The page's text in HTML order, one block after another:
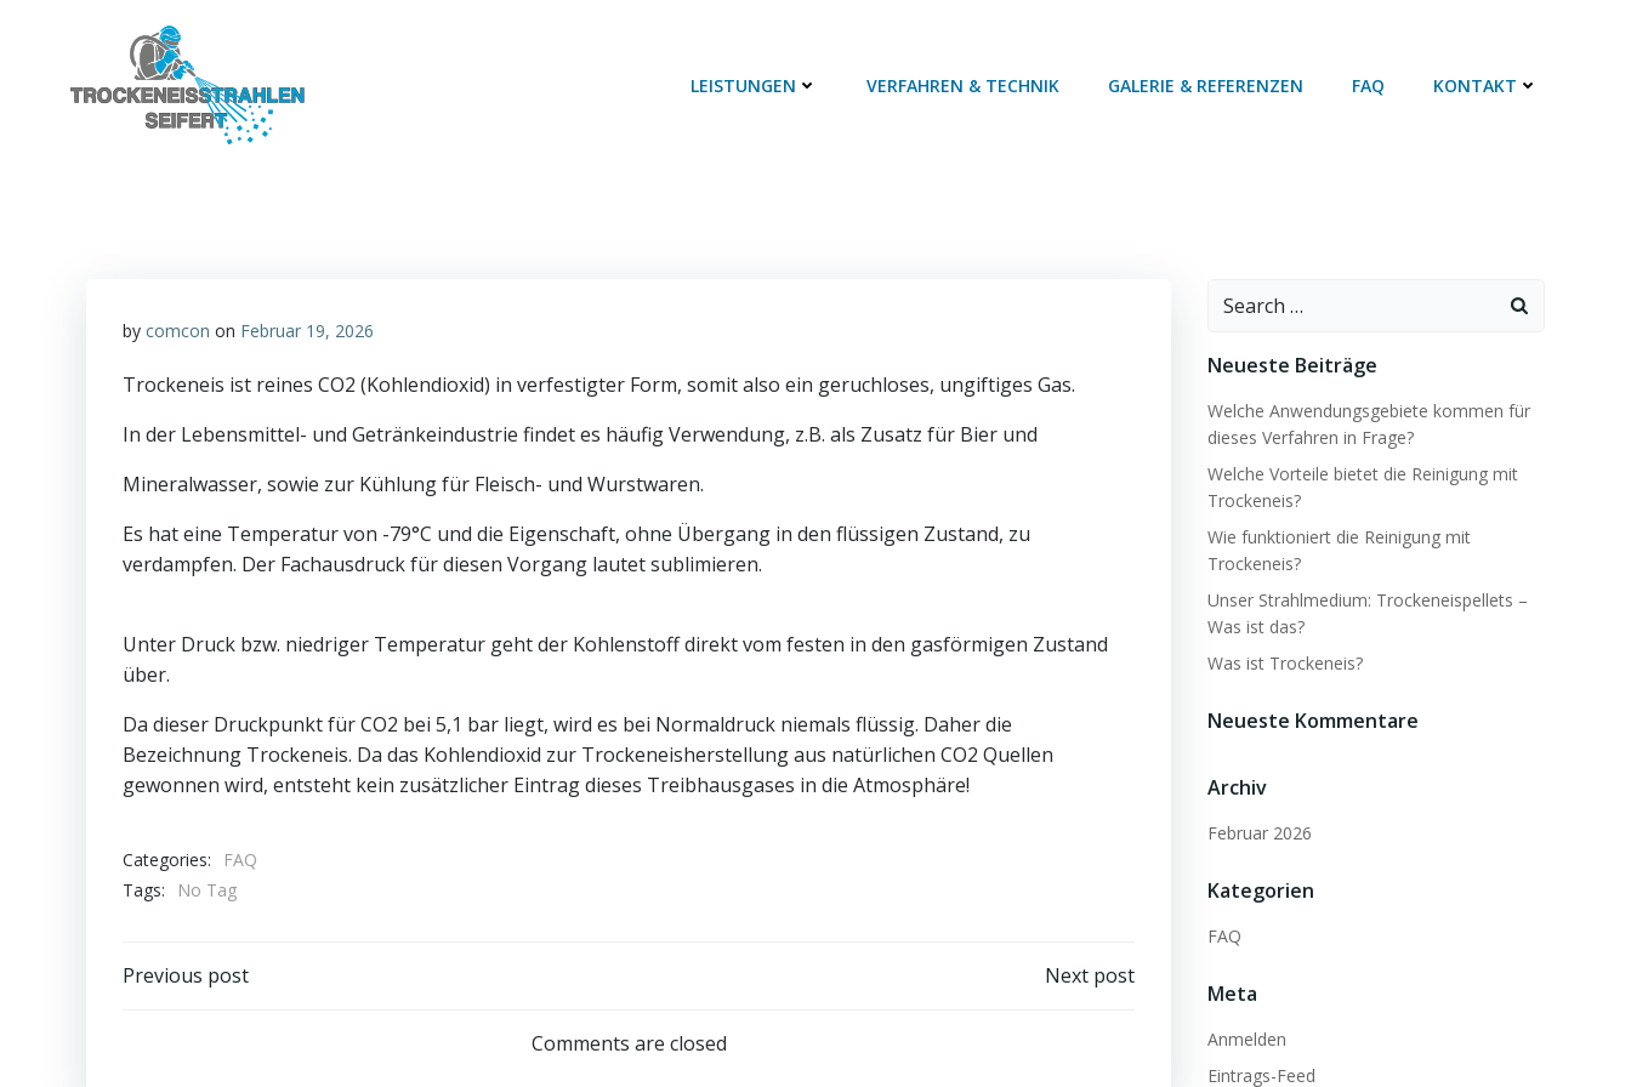
LEISTUNGEN VERFAHREN & TECHNIK GALERIE & REFERENZEN FAQ KONTAKT
by comcon on Februar 19, 2026
Trockeneis ist reines CO2 (Kohlendioxid) in verfestigter Form, somit also ein geruchloses, ungiftiges Gas.
In der Lebensmittel- und Getränkeindustrie findet es häufig Verwendung, z.B. als Zusatz für Bier und
Mineralwasser, sowie zur Kühlung für Fleisch- und Wurstwaren.
Es hat eine Temperatur von -79°C und die Eigenschaft, ohne Übergang in den flüssigen Zustand, zu
verdampfen. Der Fachausdruck für diesen Vorgang lautet sublimieren.
Unter Druck bzw. niedriger Temperatur geht der Kohlenstoff direkt vom festen in den gasförmigen Zustand
über.
Da dieser Druckpunkt für CO2 bei 5,1 bar liegt, wird es bei Normaldruck niemals flüssig. Daher die
Bezeichnung Trockeneis. Da das Kohlendioxid zur Trockeneisherstellung aus natürlichen CO2 Quellen
gewonnen wird, entsteht kein zusätzlicher Eintrag dieses Treibhausgases in die Atmosphäre!
Categories:
FAQ
Tags:
No Tag
Post
Previous post
navigation
Next post
Comments are closed
Search
Neueste Beiträge
Welche Anwendungsgebiete kommen für
dieses Verfahren in Frage?
Welche Vorteile bietet die Reinigung mit
Trockeneis?
Wie funktioniert die Reinigung mit
Trockeneis?
Unser Strahlmedium: Trockeneispellets –
Was ist das?
Was ist Trockeneis?
Neueste Kommentare
Archiv
Februar 2026
Kategorien
FAQ
Meta
Anmelden
Eintrags-Feed